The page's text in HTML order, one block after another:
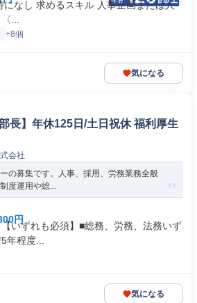
になし 求めるスキル 人事企画または人
...
+8個
気になる
長】年休125日/土日祝休 福利厚生
会社
の募集です。人事、採用、労務業務全般
度運用や総...
円
いずれも必須】■総務、労務、法務いず
年程度...
気になる